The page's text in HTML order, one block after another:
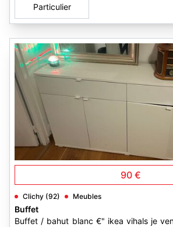
Particulier
90 €
Clichy (92) Meubles
Buffet
Buffet / bahut blanc €" ikea vihals je